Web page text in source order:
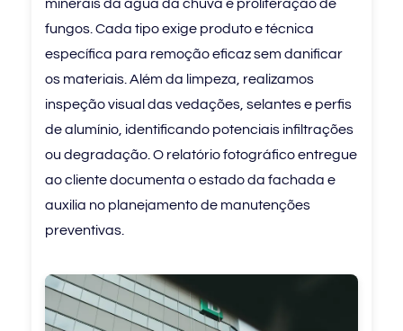
minerais da água da chuva e proliferação de
fungos. Cada tipo exige produto e técnica
específica para remoção eficaz sem danificar
os materiais. Além da limpeza, realizamos
inspeção visual das vedações, selantes e perfis
de alumínio, identificando potenciais infiltrações
ou degradação. O relatório fotográfico entregue
ao cliente documenta o estado da fachada e
auxilia no planejamento de manutenções
preventivas.